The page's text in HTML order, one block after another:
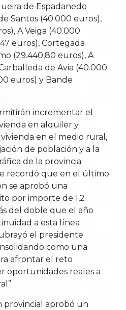
de Espadanedo
Santos (40.000 euros),
A Veiga (40.000
euros), Cortegada
(29.440,80 euros), A
de Avia (40.000
euros) y Bande
incrementar el
en alquiler y
en el medio rural,
de población y a la
de la provincia.
recordó que en el último
se aprobó una
por importe de 1,2
del doble que el año
a esta línea
el presidente
como una
afrontar el reto
oportunidades reales a
provincial aprobó un